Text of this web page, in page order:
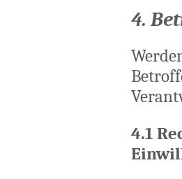
4.
4.1